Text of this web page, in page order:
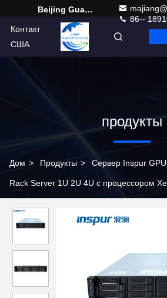
Beijing Guangtian Runze Technology Co., Ltd.
86--
Контакт
США
Russian
продукты
Дом > Продукты > Сервер Inspur GPU
Rack Server 1U 2U 4U с процессором